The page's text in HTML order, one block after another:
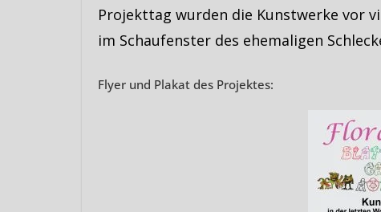
Projekttag wurden die Kunstwerke vor
im Schaufenster des ehemaligen
Flyer und Plakat des Projektes: